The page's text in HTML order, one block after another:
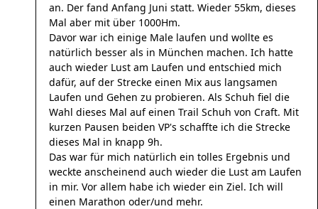
an. Der fand Anfang Juni statt. Wieder 55km, dieses
Mal aber mit über 1000Hm.
Davor war ich einige Male laufen und wollte es
natürlich besser als in München machen. Ich hatte
auch wieder Lust am Laufen und entschied mich
dafür, auf der Strecke einen Mix aus langsamen
Laufen und Gehen zu probieren. Als Schuh fiel die
Wahl dieses Mal auf einen Trail Schuh von Craft. Mit
kurzen Pausen beiden VP's schaffte ich die Strecke
dieses Mal in knapp 9h.
Das war für mich natürlich ein tolles Ergebnis und
weckte anscheinend auch wieder die Lust am Laufen
in mir. Vor allem habe ich wieder ein Ziel. Ich will
einen Marathon oder/und mehr.